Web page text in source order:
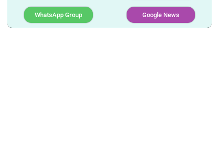
WhatsApp Group Google News